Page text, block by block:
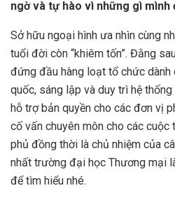
ngờ và tự hào vì những gì mình
Sở hữu ngoại hình ưa nhìn cùng
tuổi đời còn “khiêm tốn”. Đằng
đứng đầu hàng loạt tổ chức dành
quốc, sáng lập và duy trì hệ
hỗ trợ bản quyền cho các đơn vị
cố vấn chuyên môn cho các cuộc
phủ đồng thời là chủ nhiệm của
nhất trường đại học Thương mại
để tìm hiểu nhé.